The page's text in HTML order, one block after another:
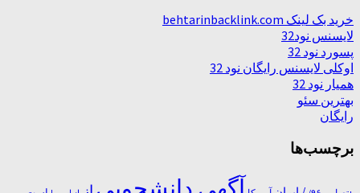
خرید بک لینک behtarinbacklink.com
لایسنس نود32
پسورد نود 32
اوکلی لایسنس رایگان نود 32
همیار نود 32
بهترین سئو
رایگان
برچسب‌ها